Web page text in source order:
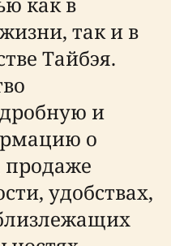
так и в
Тайбэя.
и
о
продаже
удобствах,